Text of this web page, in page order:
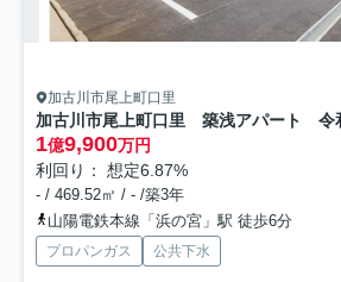
加古川市尾上町口里
1億9,900万円
利回り： 想定6.87%
- / 469.52㎡ / - /築3年
山陽電鉄本線「浜の宮」駅 徒歩6分
プロパンガス 公共下水